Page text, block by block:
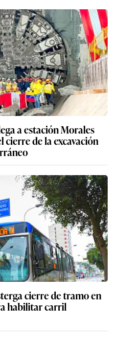
a estación Morales
cierre de la excavación
cierre de tramo en
habilitar carril